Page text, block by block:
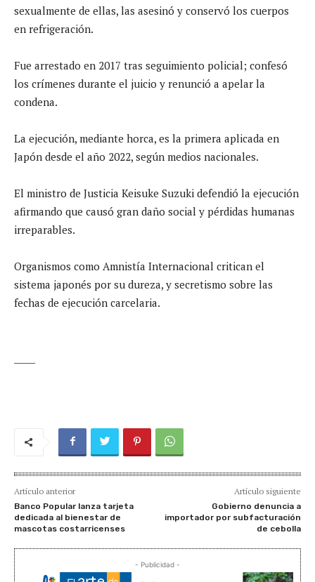
sexualmente de ellas, las asesinó y conservó los cuerpos
en refrigeración.
Fue arrestado en 2017 tras seguimiento policial; confesó
los crímenes durante el juicio y renunció a apelar la
condena.
La ejecución, mediante horca, es la primera aplicada en
Japón desde el año 2022, según medios nacionales.
El ministro de Justicia Keisuke Suzuki defendió la ejecución
afirmando que causó gran daño social y pérdidas humanas
irreparables.
Organismos como Amnistía Internacional critican el
sistema japonés por su dureza, y secretismo sobre las
fechas de ejecución carcelaria.
Artículo anterior
Banco Popular lanza tarjeta
dedicada al bienestar de
mascotas costarricenses
Artículo siguiente
Gobierno denuncia a
importador por subfacturación
de cebolla
- Publicidad -